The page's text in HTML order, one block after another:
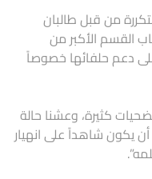
من قبل طالبان
القسم الأكبر من
2014، تعتمد على دعم حلفائها خصوصاً
كثيرة، وعشنا حالة
يكون شاهداً على انهيار